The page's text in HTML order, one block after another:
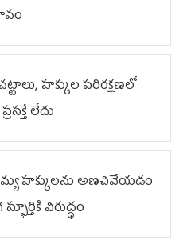
హక్కుల పరిరక్షణలో
లేదు
హక్కులను అణచివేయడం
విరుద్ధం